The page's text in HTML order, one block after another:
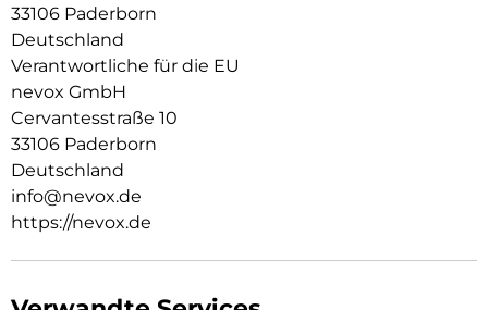
33106 Paderborn
Deutschland
Verantwortliche für die EU
nevox GmbH
Cervantesstraße 10
33106 Paderborn
Deutschland
info@nevox.de
https://nevox.de